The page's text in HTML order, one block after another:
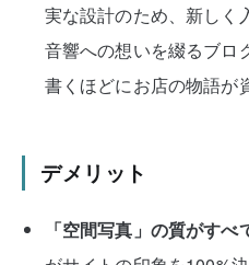
実な設計のため、新しく
音響への想いを綴るブロ
書くほどにお店の物語が
デメリット
「空間写真」の質がすべ